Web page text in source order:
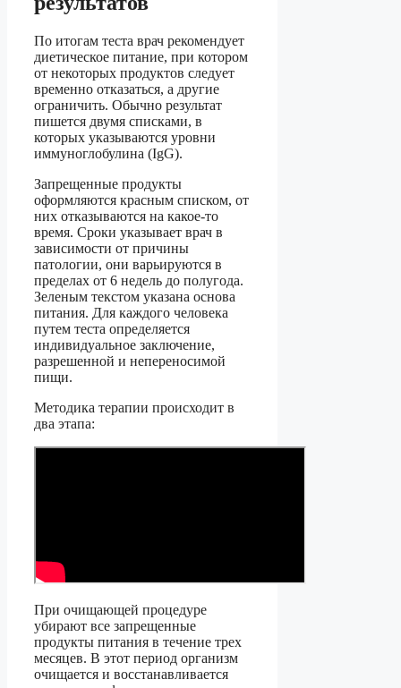
По итогам теста врач рекомендует
диетическое питание, при котором
от некоторых продуктов следует
временно отказаться, а другие
ограничить. Обычно результат
пишется двумя списками, в
которых указываются уровни
иммуноглобулина (IgG).
Запрещенные продукты
оформляются красным списком, от
них отказываются на какое-то
время. Сроки указывает врач в
зависимости от причины
патологии, они варьируются в
пределах от 6 недель до полугода.
Зеленым текстом указана основа
питания. Для каждого человека
путем теста определяется
индивидуальное заключение,
разрешенной и непереносимой
пищи.
Методика терапии происходит в
два этапа:
При очищающей процедуре
убирают все запрещенные
продукты питания в течение трех
месяцев. В этот период организм
очищается и восстанавливается